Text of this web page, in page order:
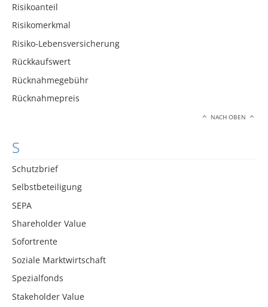
Risikoanteil
Risikomerkmal
Risiko-Lebensversicherung
Rückkaufswert
Rücknahmegebühr
Rücknahmepreis
NACH OBEN
S
Schutzbrief
Selbstbeteiligung
SEPA
Shareholder Value
Sofortrente
Soziale Marktwirtschaft
Spezialfonds
Stakeholder Value